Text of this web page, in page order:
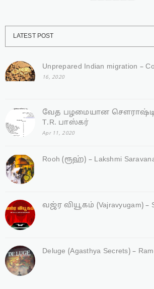
LATEST POST
Unprepared Indian migration –
16, 2020
வேத பழமையான
T.R. பாஸ்கர்
Apr 11, 2020
Rooh (ரூஹ்) – Lakshmi
வஜ்ர‌ வியூகம் (Vajravyugam) –
Deluge (Agasthya Secrets) –